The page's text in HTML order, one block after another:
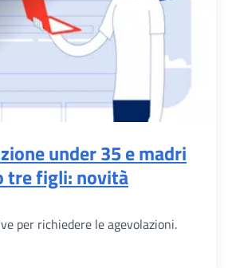
under 35 e madri
tre figli: novità
per richiedere le agevolazioni.